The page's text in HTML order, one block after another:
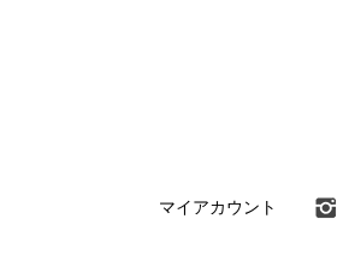
マイアカウント